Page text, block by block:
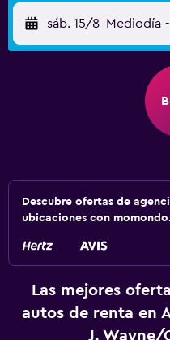
sáb. 15/8 Mediodía -
Descubre ofertas de
ubicaciones con momondo.
Las mejores
autos de renta en
J. Wayne/